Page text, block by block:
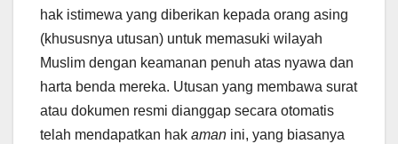
hak istimewa yang diberikan kepada orang asing
(khususnya utusan) untuk memasuki wilayah
Muslim dengan keamanan penuh atas nyawa dan
harta benda mereka. Utusan yang membawa surat
atau dokumen resmi dianggap secara otomatis
telah mendapatkan hak aman ini, yang biasanya